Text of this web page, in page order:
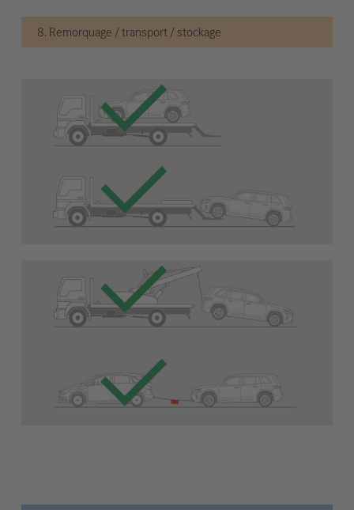
8. Remorquage / transport / stockage